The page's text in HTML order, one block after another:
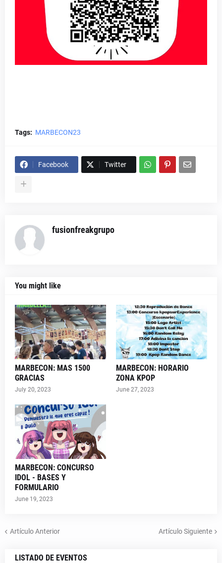
Tags: MARBECON23
Facebook Twitter
fusionfreakgrupo
You might like
MARBECON: MAS 1500
GRACIAS
July 20, 2023
MARBECON: HORARIO
ZONA KPOP
June 27, 2023
MARBECON: CONCURSO
IDOL - BASES Y
FORMULARIO
June 19, 2023
Artículo Anterior Artículo Siguiente
LISTADO DE EVENTOS